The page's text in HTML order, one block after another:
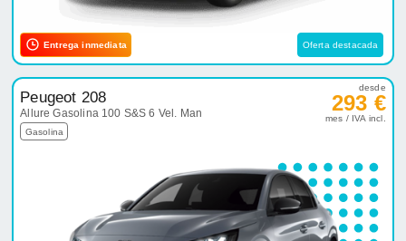
Entrega inmediata Oferta destacada
Peugeot 208
Allure Gasolina 100 S&S 6 Vel. Man
Gasolina
desde
293 €
mes / IVA incl.